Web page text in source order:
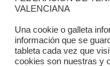
VALENCIANA
Una cookie o galleta
información que se
tableta cada vez que
cookies son nuestras y